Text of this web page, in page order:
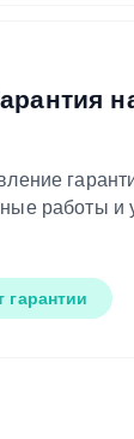
работы и
гарантии